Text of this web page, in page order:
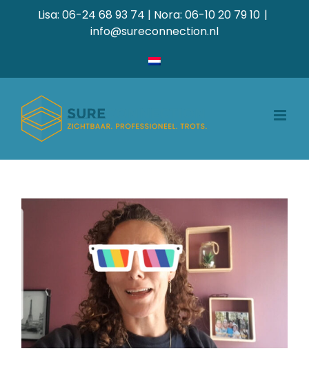
Lisa: 06-24 68 93 74 | Nora: 06-10 20 79 10 |
info@sureconnection.nl
Synesthesie – hè
wat?!
Creative Huisstijl Vormgeving